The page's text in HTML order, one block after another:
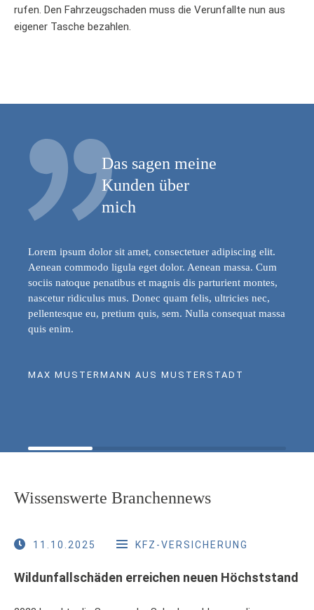
rufen. Den Fahrzeugschaden muss die Verunfallte nun aus
eigener Tasche bezahlen.
Das sagen meine
Kunden über
mich
Lorem ipsum dolor sit amet, consectetuer adipiscing elit.
Aenean commodo ligula eget dolor. Aenean massa. Cum
sociis natoque penatibus et magnis dis parturient montes,
nascetur ridiculus mus. Donec quam felis, ultricies nec,
pellentesque eu, pretium quis, sem. Nulla consequat massa
quis enim.
MAX MUSTERMANN AUS MUSTERSTADT
Wissenswerte Branchennews
11.10.2025 KFZ-VERSICHERUNG
Wildunfallschäden erreichen neuen Höchststand